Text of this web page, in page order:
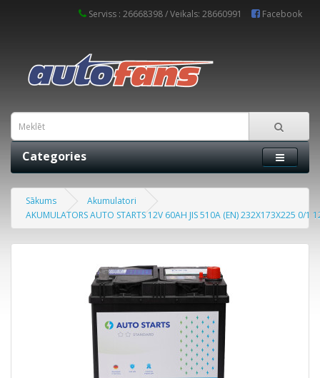
Serviss : 26668398 / Veikals: 28660991 Facebook
Categories
Sākums
Akumulatori
AKUMULATORS AUTO STARTS 12V 60AH JIS 510A (EN) 232X173X225 0/1